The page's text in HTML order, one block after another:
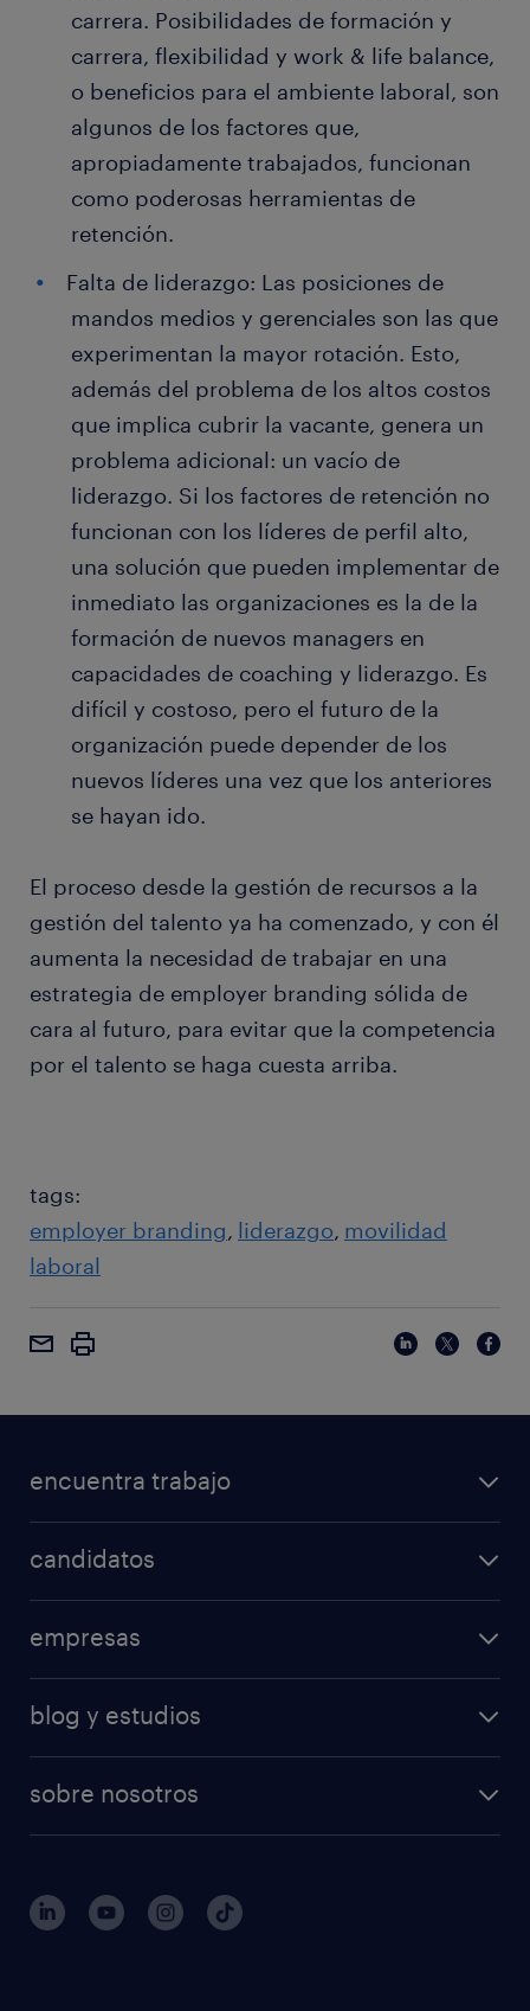
carrera. Posibilidades de formación y
carrera, flexibilidad y work & life balance,
o beneficios para el ambiente laboral, son
algunos de los factores que,
apropiadamente trabajados, funcionan
como poderosas herramientas de
retención.
Falta de liderazgo: Las posiciones de
mandos medios y gerenciales son las que
experimentan la mayor rotación. Esto,
además del problema de los altos costos
que implica cubrir la vacante, genera un
problema adicional: un vacío de
liderazgo. Si los factores de retención no
funcionan con los líderes de perfil alto,
una solución que pueden implementar de
inmediato las organizaciones es la de la
formación de nuevos managers en
capacidades de coaching y liderazgo. Es
difícil y costoso, pero el futuro de la
organización puede depender de los
nuevos líderes una vez que los anteriores
se hayan ido.
El proceso desde la gestión de recursos a la
gestión del talento ya ha comenzado, y con él
aumenta la necesidad de trabajar en una
estrategia de employer branding sólida de
cara al futuro, para evitar que la competencia
por el talento se haga cuesta arriba.
tags:
employer branding liderazgo movilidad
laboral
encuentra trabajo
candidatos
empresas
blog y estudios
sobre nosotros